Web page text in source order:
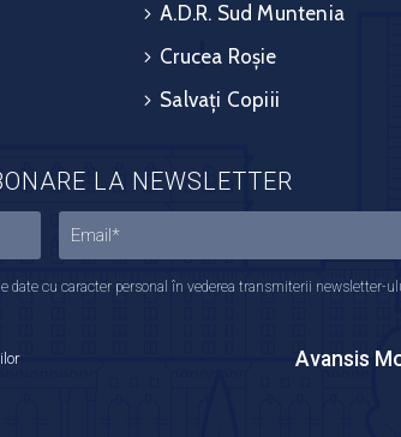
A.D.R. Sud Muntenia
Crucea Roșie
Salvați Copiii
LA NEWSLETTER
date cu caracter personal în vederea transmiterii newsletter-
Avansis